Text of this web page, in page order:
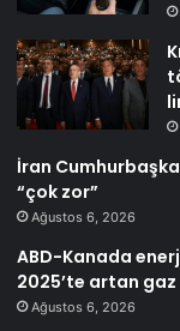
İran
“çok zor”
Ağustos 6, 2026
ABD-Kanada
2025’te artan
Ağustos 6, 2026